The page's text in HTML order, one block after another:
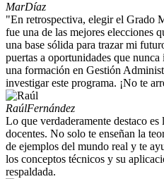
MarDíaz
"En retrospectiva, elegir el Grado
fue una de las mejores elecciones
una base sólida para trazar mi
puertas a oportunidades que
una formación en Gestión
investigar este programa. ¡No te
RaúlFernández
Lo que verdaderamente destaco
docentes. No solo te enseñan la
de ejemplos del mundo real y te
los conceptos técnicos y su
respaldada.